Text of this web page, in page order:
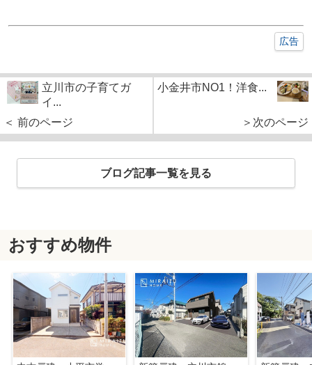
広告
立川市の子育てガ
イ...
＜ 前のページ
小金井市NO1！洋食...
＞次のページ
ブログ記事一覧を見る
おすすめ物件